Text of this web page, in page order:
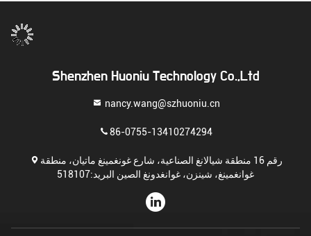
Shenzhen Huoniu Technology Co.,Ltd
nancy.wang@szhuoniu.cn
86-0755-13410274294
رقم 16 منطقة شيالانغ الصناعية، شارع غونغمينغ ماتيان، منطقة
غوانغمينغ، شينزن، غوانغدونغ الصين البريد:518107